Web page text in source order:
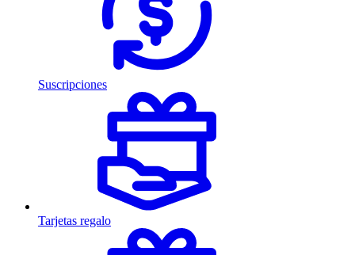
Suscripciones
Tarjetas regalo